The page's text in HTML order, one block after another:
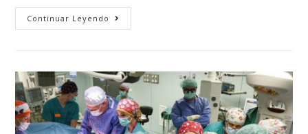
Continuar Leyendo